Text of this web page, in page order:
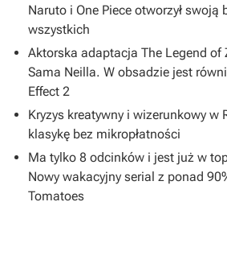
Naruto i One Piece otworzył swoją
wszystkich
Aktorska adaptacja The Legend of
Sama Neilla. W obsadzie jest
Effect 2
Kryzys kreatywny i wizerunkowy w
klasykę bez mikropłatności
Ma tylko 8 odcinków i jest już w
Nowy wakacyjny serial z ponad
Tomatoes